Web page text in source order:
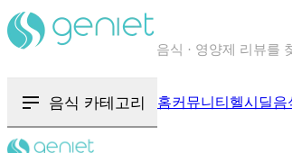
음식 · 영양제 리뷰를
음식 카테고리 홈커뮤니티 헬시딜음
칼로리와 영양성분을 검색해보세요